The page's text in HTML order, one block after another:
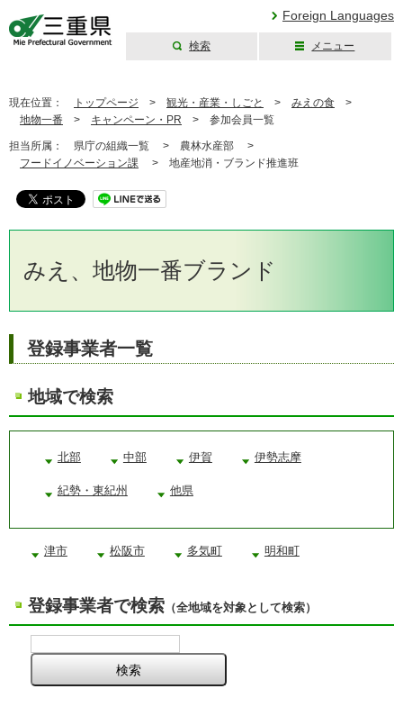
Foreign Languages
検索 メニュー
現在位置： トップページ > 観光・産業・しごと > みえの食 >
地物一番 > キャンペーン・PR > 参加会員一覧
担当所属： 県庁の組織一覧 > 農林水産部 >
フードイノベーション課 > 地産地消・ブランド推進班
みえ、地物一番ブランド
登録事業者一覧
地域で検索
北部 中部 伊賀 伊勢志摩
紀勢・東紀州 他県
津市 松阪市 多気町 明和町
登録事業者で検索 （全地域を対象として検索）